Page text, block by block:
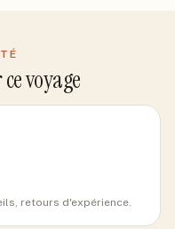
voyage
retours d'expérience.